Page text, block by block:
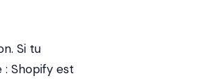
Si tu
Shopify est